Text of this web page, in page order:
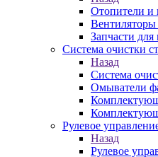
Отопители и
Вентиляторы
Запчасти
Система очистки
Назад
Система
Омыватели
Рулевое
Назад
Рулевое